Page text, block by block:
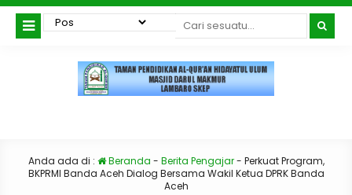
Anda ada di : Beranda - Berita Pengajar- Perkuat Program,
BKPRMI Banda Aceh Dialog Bersama Wakil Ketua DPRK Banda
Aceh